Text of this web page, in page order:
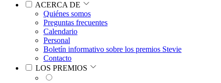
ACERCA DE
Quiénes somos
Preguntas frecuentes
Calendario
Personal
Boletín informativo sobre los premios Stevie
Contacto
LOS PREMIOS